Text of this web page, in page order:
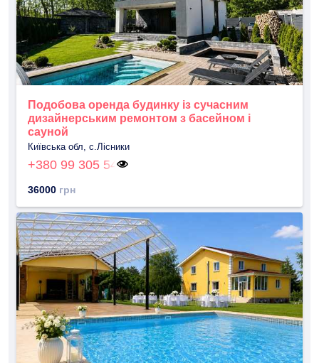
Подобова оренда будинку із сучасним
дизайнерським ремонтом з басейном і
сауной
Київська обл, с.Лісники
+380 99 305 54
36000 грн